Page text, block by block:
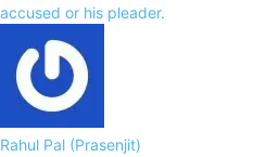
accused or his pleader.
Rahul Pal (Prasenjit)